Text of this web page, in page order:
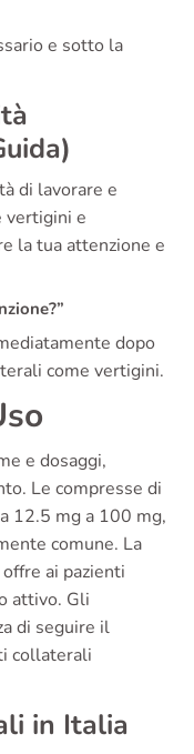
e sotto la
di lavorare e
vertigini e
la tua attenzione e
dopo
come vertigini.
e dosaggi,
Le compresse di
12.5 mg a 100 mg,
comune. La
ai pazienti
attivo. Gli
di seguire il
collaterali
in Italia